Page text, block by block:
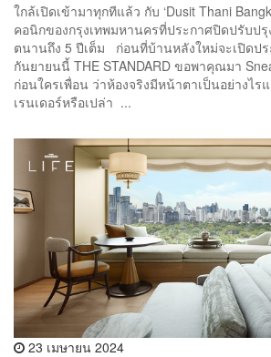
ใกล้เปิดเข้ามาทุกทีแล้ว กับ ‘Dusit Thani
คอนิกของกรุงเทพมหานครที่ประกาศปิดปรับปรุ
ตนานถึง 5 ปีเต็ม ก่อนที่บ้านหลังใหม่จะเปิดป
กันยายนนี้ THE STANDARD ขอพาคุณมา
ก่อนใครเพื่อน ว่าห้องจริงมีหน้าตาเป็นอย่างไร
เรนเดอร์หรือเปล่า ...
23 เมษายน 2024